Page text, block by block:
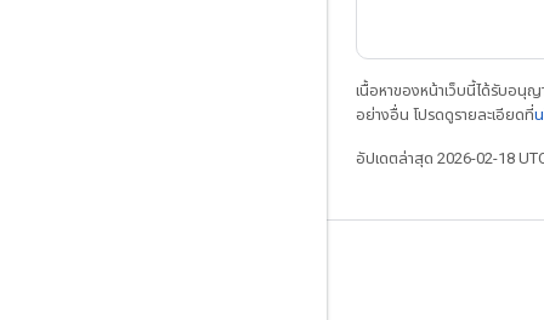
เนื้อหาของหน้าเว็บนี้ได้รับอนุญ
อย่างอื่น โปรดดูรายละเอียดที่
อัปเดตล่าสุด 2026-02-18